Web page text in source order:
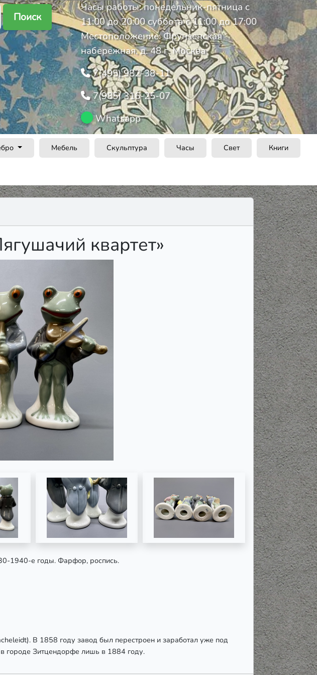
Поиск
Часы работы: понедельник-пятница с
11:00 до 20:00 суббота с 11:00 до 17:00
Местоположение: Фрунзенская
набережная, д. 48 г. Москва
7(495) 982-38-11
7(985) 316-25-07
Whatsapp
Мебель Скульптура Часы Свет Книги
квартет»
1940-е годы. Фарфор, роспись.
В 1858 году завод был перестроен и заработал уже под
в городе Зитцендорфе лишь в 1884 году.